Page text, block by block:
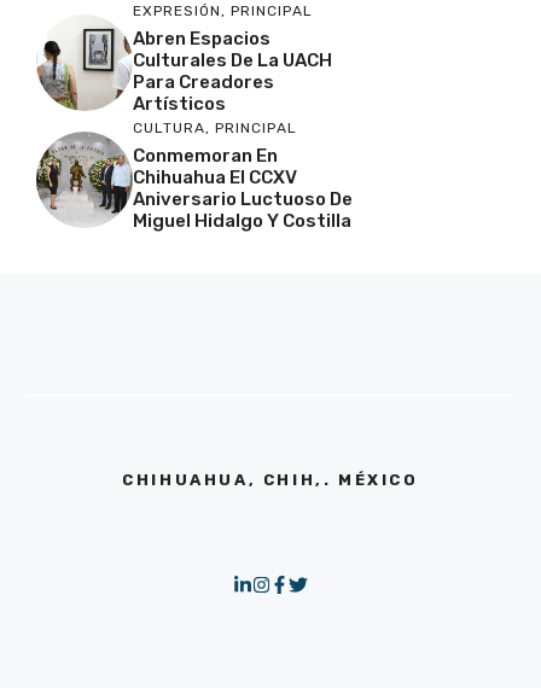
EXPRESIÓN, PRINCIPAL
Abren Espacios
Culturales De La UACH
Para Creadores
Artísticos
CULTURA, PRINCIPAL
Conmemoran En
Chihuahua El CCXV
Aniversario Luctuoso De
Miguel Hidalgo Y Costilla
CHIHUAHUA, CHIH,. MÉXICO